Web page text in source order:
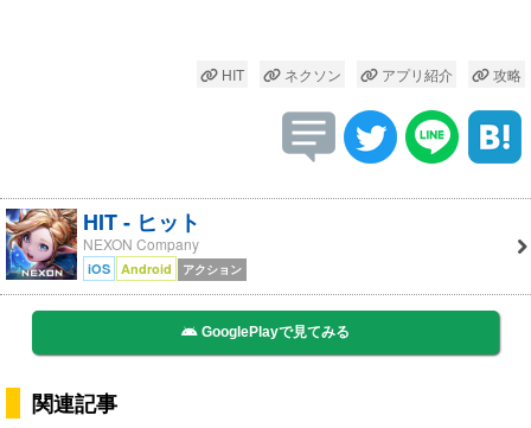
HIT ネクソン アプリ紹介 攻略
HIT - ヒット
NEXON Company
iOS Android アクション
GooglePlayで見てみる
関連記事